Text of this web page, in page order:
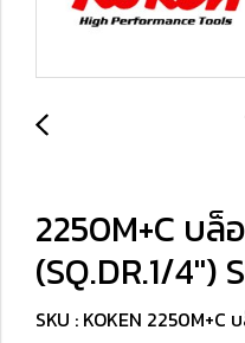
2250M+C บล็
(SQ.DR.1/4")
SKU : KOKEN 2250M+C